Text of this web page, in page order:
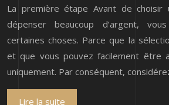
La première étape Avant de choisir
dépenser beaucoup d’argent,
certaines choses. Parce que la
et que vous pouvez facilement être
uniquement. Par conséquent,
Lire la suite